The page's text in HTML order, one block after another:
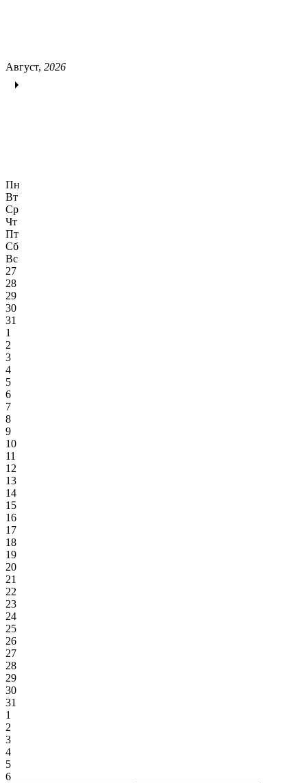
Август, 2026
Пн
Вт
Ср
Чт
Пт
Сб
Вс
27
28
29
30
31
1
2
3
4
5
6
7
8
9
10
11
12
13
14
15
16
17
18
19
20
21
22
23
24
25
26
27
28
29
30
31
1
2
3
4
5
6